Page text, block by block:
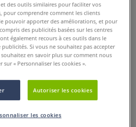
Acheter ce Produit
également vous
des outils similaires pour faciliter vos
pour comprendre comment les clients
pouvoir apporter des améliorations, et pour
des publicités basées sur les centres
également recours à ces outils dans le
Si vous ne souhaitez pas accepter
en savoir plus sur comment nous
« Personnaliser les cookies ».
Autoriser les cookies
les cookies